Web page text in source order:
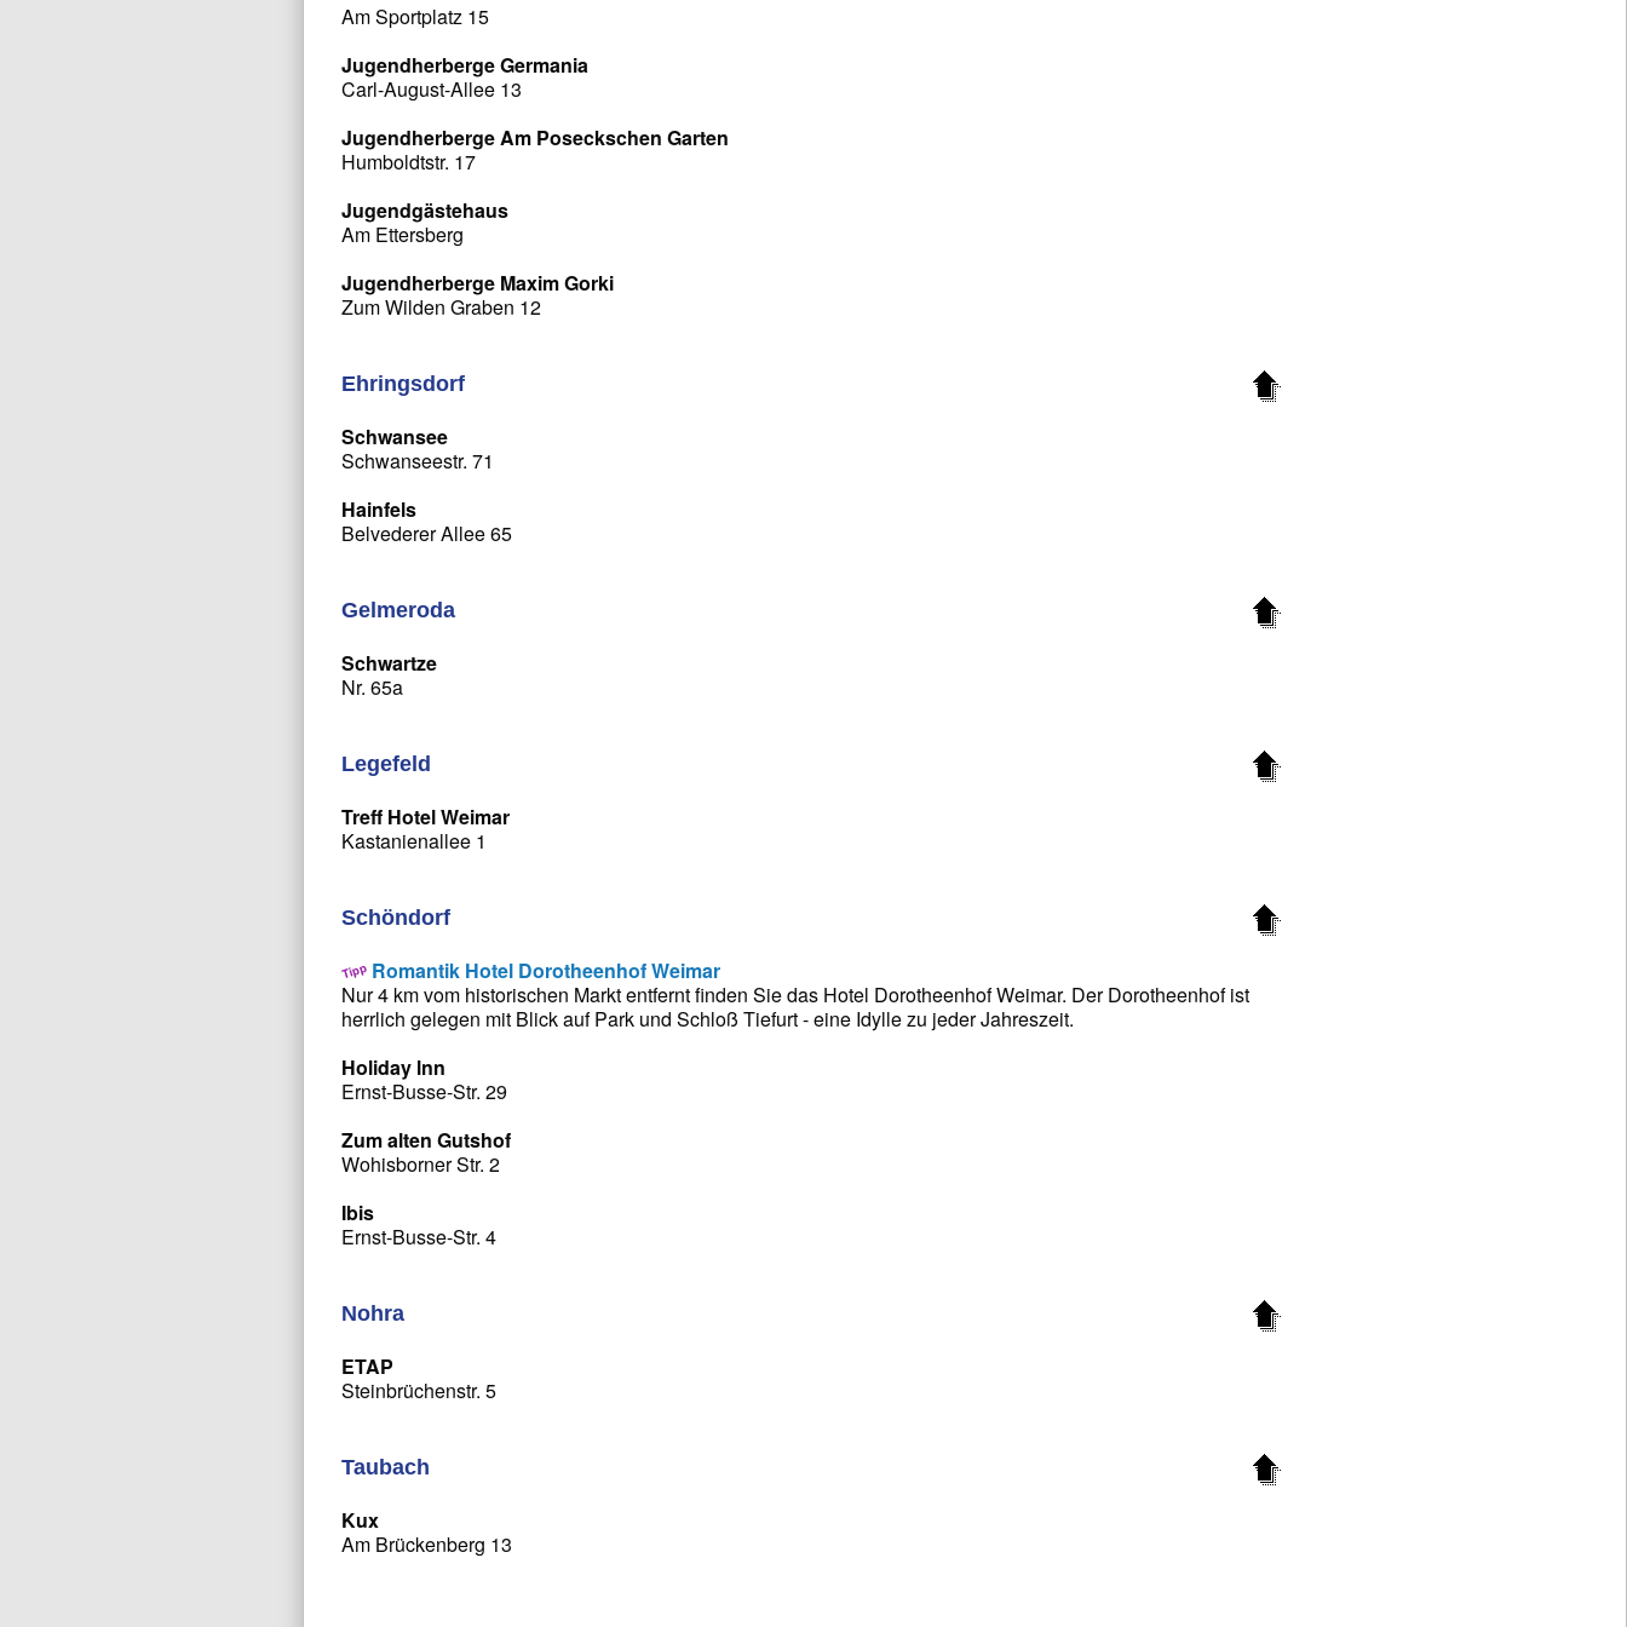
Am Sportplatz 15
Jugendherberge Germania
Carl-August-Allee 13
Jugendherberge Am Poseckschen Garten
Humboldtstr. 17
Jugendgästehaus
Am Ettersberg
Jugendherberge Maxim Gorki
Zum Wilden Graben 12
Ehringsdorf
Schwansee
Schwanseestr. 71
Hainfels
Belvederer Allee 65
Gelmeroda
Schwartze
Nr. 65a
Legefeld
Treff Hotel Weimar
Kastanienallee 1
Schöndorf
Romantik Hotel Dorotheenhof Weimar
Nur 4 km vom historischen Markt entfernt finden Sie das Hotel Dorotheenhof Weimar. Der Dorotheenhof ist
herrlich gelegen mit Blick auf Park und Schloß Tiefurt - eine Idylle zu jeder Jahreszeit.
Holiday lnn
Ernst-Busse-Str. 29
Zum alten Gutshof
Wohisborner Str. 2
Ibis
Ernst-Busse-Str. 4
Nohra
ETAP
Steinbrüchenstr. 5
Taubach
Kux
Am Brückenberg 13